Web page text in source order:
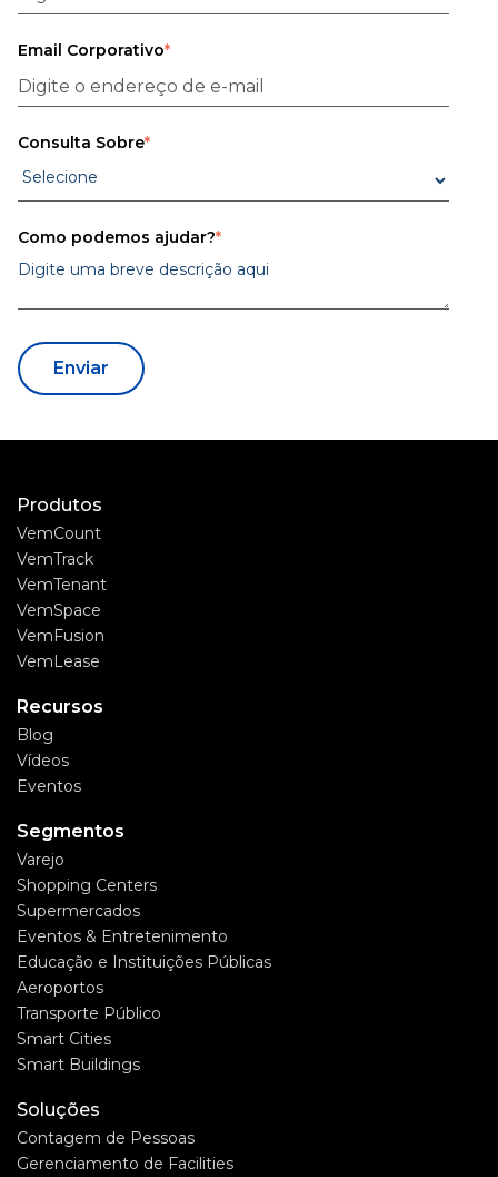
Email Corporativo*
Consulta Sobre*
Como podemos ajudar?*
Produtos
VemCount
VemTrack
VemTenant
VemSpace
VemFusion
VemLease
Recursos
Blog
Vídeos
Eventos
Segmentos
Varejo
Shopping Centers
Supermercados
Eventos & Entretenimento
Educação e Instituições Públicas
Aeroportos
Transporte Público
Smart Cities
Smart Buildings
Soluções
Contagem de Pessoas
Gerenciamento de Facilities